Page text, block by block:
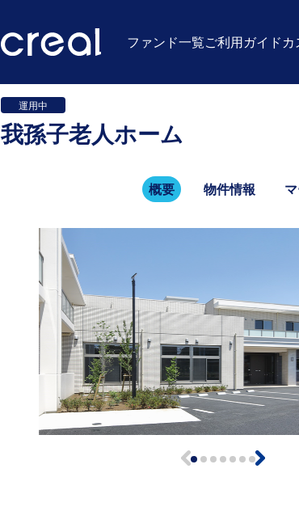
ファンド一覧ご利用ガイド
運用中
我孫子老人ホーム
概要 物件情報